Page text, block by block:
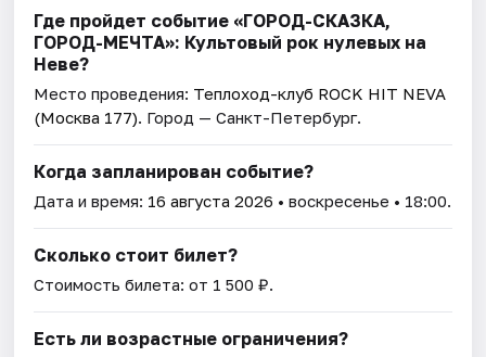
Где пройдет событие «ГОРОД-СКАЗКА,
ГОРОД-МЕЧТА»: Культовый рок нулевых на
Неве?
Место проведения: Теплоход-клуб ROCK HIT NEVA
(Москва 177). Город — Санкт-Петербург.
Когда запланирован событие?
Дата и время: 16 августа 2026 • воскресенье • 18:00.
Сколько стоит билет?
Стоимость билета: от 1 500 ₽.
Есть ли возрастные ограничения?